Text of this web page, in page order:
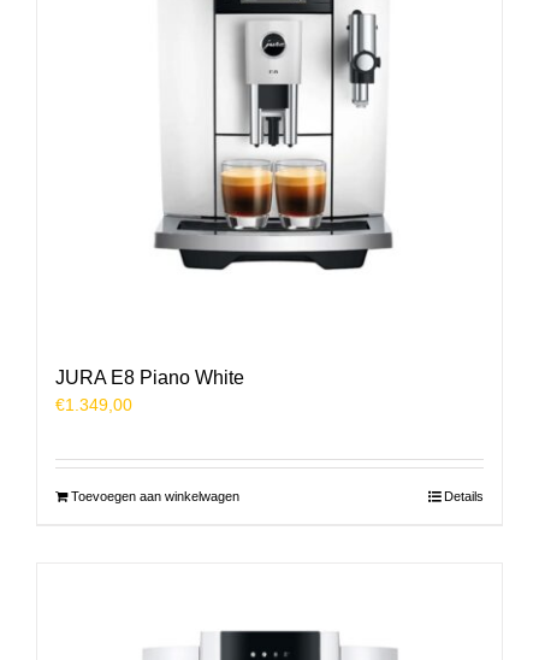
JURA E8 Piano White
€1.349,00
Toevoegen aan winkelwagen Details